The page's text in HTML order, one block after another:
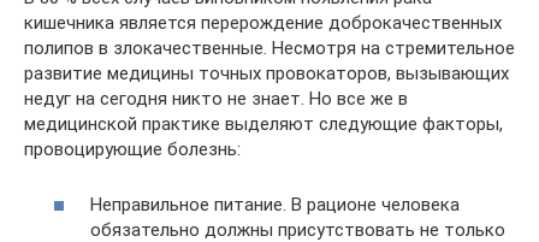
кишечника является перерождение доброкачественных
полипов в злокачественные. Несмотря на стремительное
развитие медицины точных провокаторов, вызывающих
недуг на сегодня никто не знает. Но все же в
медицинской практике выделяют следующие факторы,
провоцирующие болезнь:
Неправильное питание. В рационе человека
обязательно должны присутствовать не только